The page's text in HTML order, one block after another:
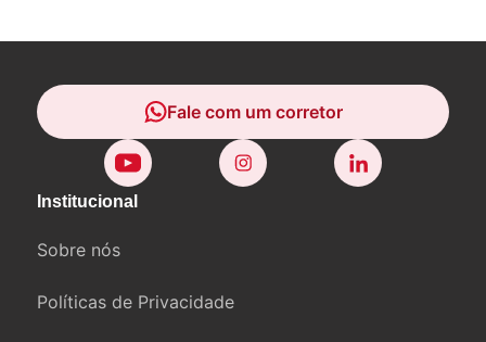
Institucional
Sobre nós
Políticas de Privacidade
Fale com um corretor